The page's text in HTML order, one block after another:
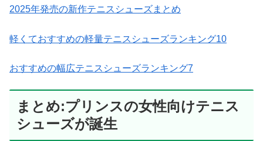
2025年発売の新作テニスシューズまとめ
軽くておすすめの軽量テニスシューズランキング10
おすすめの幅広テニスシューズランキング7
まとめ:プリンスの女性向けテニス
シューズが誕生